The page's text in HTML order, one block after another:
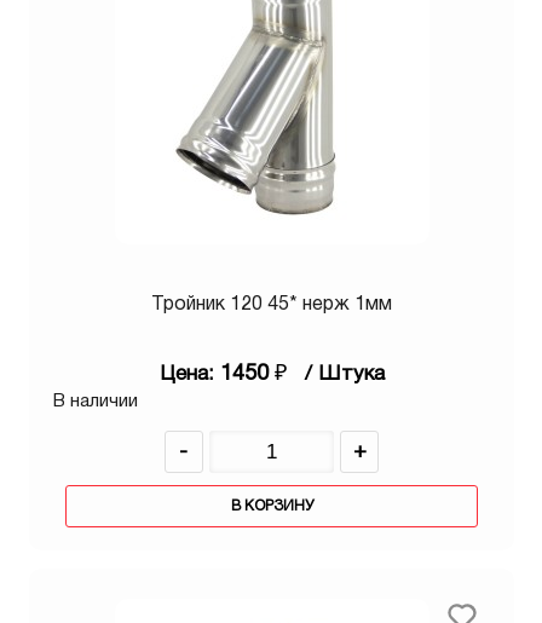
Тройник 120 45* нерж 1мм
Цена: 1450 ₽ / Штука
В наличии
- +
В КОРЗИНУ